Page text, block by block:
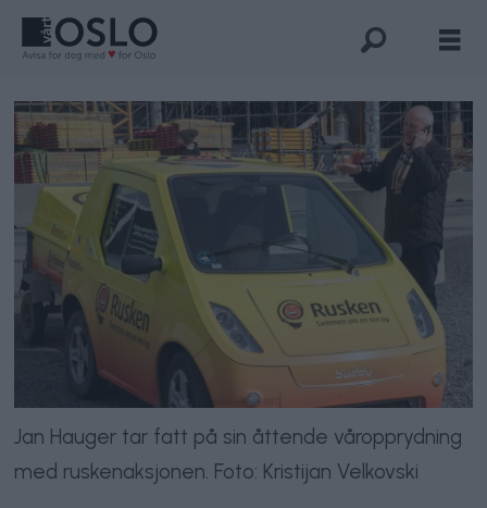
Jan Hauger tar fatt på sin åttende våropprydning
med ruskenaksjonen. Foto: Kristijan Velkovski